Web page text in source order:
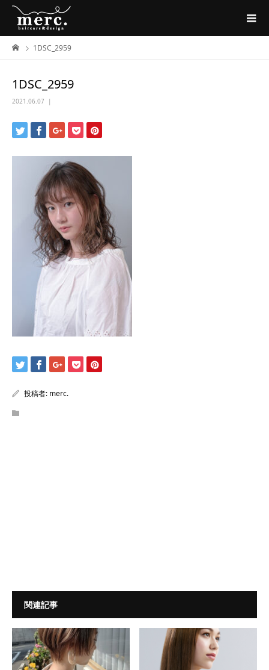
1DSC_2959
1DSC_2959
2021.06.07
投稿者: merc.
関連記事